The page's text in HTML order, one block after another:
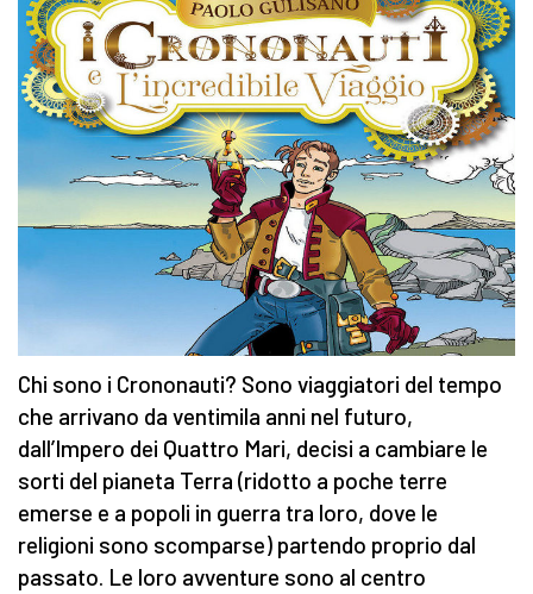
Chi sono i Crononauti? Sono viaggiatori del tempo
che arrivano da ventimila anni nel futuro,
dall’Impero dei Quattro Mari, decisi a cambiare le
sorti del pianeta Terra (ridotto a poche terre
emerse e a popoli in guerra tra loro, dove le
religioni sono scomparse) partendo proprio dal
passato. Le loro avventure sono al centro